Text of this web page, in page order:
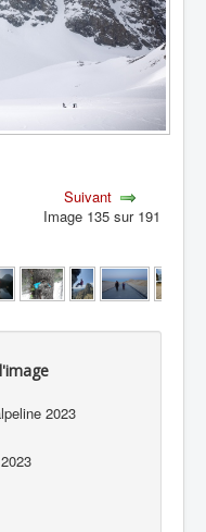
Suivant
Image 135 sur 191
2023